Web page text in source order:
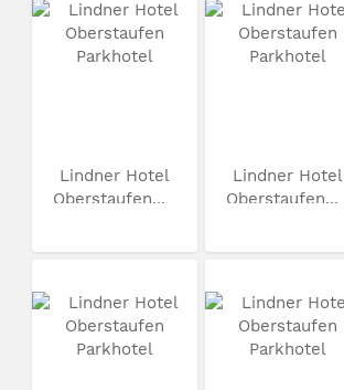
Lindner Hotel
Oberstaufen...
Lindner Hotel
Oberstaufen...